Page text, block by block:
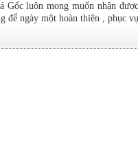
Gốc luôn mong muốn nhận
để ngày một hoàn thiện , phục